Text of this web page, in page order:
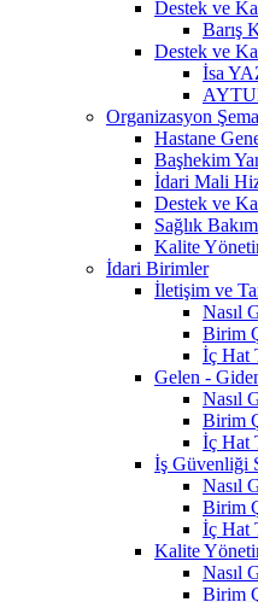
Destek ve
Barış
Destek ve
İsa
Organizasyon
Hastane
Başhekim
İdari Mali
Destek ve
Sağlık
Kalite
İdari Birimler
İletişim ve
Nasıl
Birim
İç Hat
Gelen -
Nasıl
Birim
İç Hat
İş Güvenliği
Nasıl
Birim
İç Hat
Kalite
Nasıl
Birim